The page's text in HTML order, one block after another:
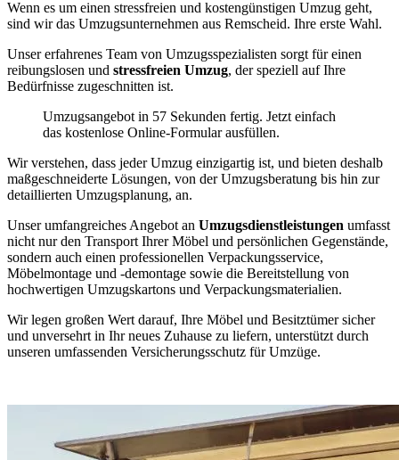
Wenn es um einen stressfreien und kostengünstigen Umzug geht,
sind wir das Umzugsunternehmen aus Remscheid. Ihre erste Wahl.
Unser erfahrenes Team von Umzugsspezialisten sorgt für einen
reibungslosen und stressfreien Umzug, der speziell auf Ihre
Bedürfnisse zugeschnitten ist.
Umzugsangebot in 57 Sekunden fertig. Jetzt einfach
das kostenlose Online-Formular ausfüllen.
Wir verstehen, dass jeder Umzug einzigartig ist, und bieten deshalb
maßgeschneiderte Lösungen, von der Umzugsberatung bis hin zur
detaillierten Umzugsplanung, an.
Unser umfangreiches Angebot an Umzugsdienstleistungen umfasst
nicht nur den Transport Ihrer Möbel und persönlichen Gegenstände,
sondern auch einen professionellen Verpackungsservice,
Möbelmontage und -demontage sowie die Bereitstellung von
hochwertigen Umzugskartons und Verpackungsmaterialien.
Wir legen großen Wert darauf, Ihre Möbel und Besitztümer sicher
und unversehrt in Ihr neues Zuhause zu liefern, unterstützt durch
unseren umfassenden Versicherungsschutz für Umzüge.